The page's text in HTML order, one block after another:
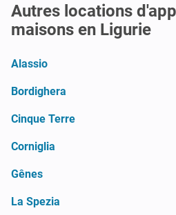
Autres locations
maisons en Ligurie
Alassio
Bordighera
Cinque Terre
Corniglia
Gênes
La Spezia